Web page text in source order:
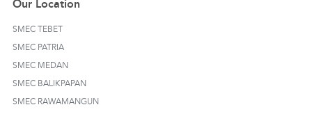
Our Location
SMEC TEBET
SMEC PATRIA
SMEC MEDAN
SMEC BALIKPAPAN
SMEC RAWAMANGUN